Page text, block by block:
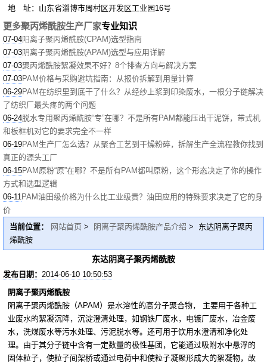
地 址：山东省淄博市周村区开发区工业园16号
更多聚丙烯酰胺生产厂家专业知识
07-04阳离子聚丙烯酰胺(CPAM)选型指南
07-03阴离子聚丙烯酰胺(APAM)选型与应用详解
07-03聚丙烯酰胺絮凝效果不好？8个排查方向与解决方案
07-03PAM价格与采购避坑指南：从报价拆解到用量计算
06-29PAM在纺织里到底干了什么？从经纱上浆到印染废水，一根分子链解决
了纺织厂最头疼的两个问题
06-24脱水专用聚丙烯酰胺“专”在哪？不是所有PAM都能压出干泥饼，带式机
和板框机对它的要求完全不一样
06-19PAM生产厂怎么选？从聚合工艺到干燥粉碎，拆解生产全流程教你找到
真正的源头工厂
06-15PAM原粉“原”在哪？不是所有PAM都叫原粉，这个形态决定了你的操作
方式和选型逻辑
06-11 PAM油田级价格为什么比工业级贵？油田应用的特殊要求决定了它的身
价
当前位置：
网站首页 > 阴离子聚丙烯酰胺产品介绍 > 东达阴离子聚丙
烯酰胺
东达阴离子聚丙烯酰胺
发布日期： 2014-06-10 10:50:53
阴离子聚丙烯酰胺
阴离子聚丙烯酰胺（APAM）是水溶性的高分子聚合物， 主要用于各种工
业废水的絮凝沉降，沉淀澄清处理，如钢铁厂废水，电镀厂废水，冶金废
水，洗煤废水等污水处理、污泥脱水等。还可用于饮用水澄清和净化处
理。由于其分子链中含有一定数量的极性基团，它能通过吸附水中悬浮的
固体粒子，使粒子间架桥或通过电荷中和使粒子凝聚形成大的絮凝物，故